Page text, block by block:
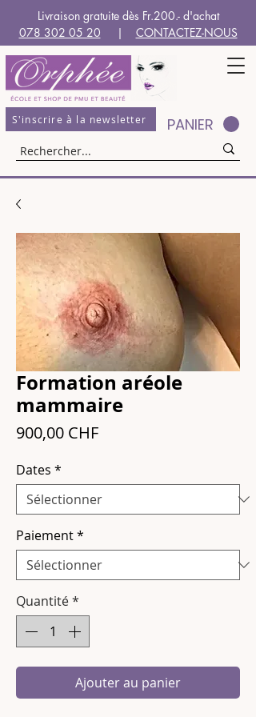
Livraison gratuite dès Fr.200.- d'achat
078 302 05 20 | CONTACTEZ-NOUS
S'inscrire à la newsletter PANIER
Formation aréole
mammaire
900,00 CHFPrix
Dates *
Paiement*
Quantité*
Ajouter au panier